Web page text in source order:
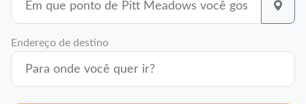
Endereço de destino